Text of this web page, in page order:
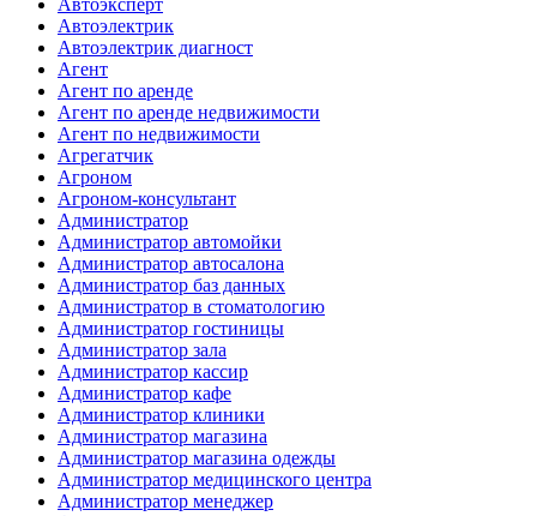
Автоэксперт
Автоэлектрик
Автоэлектрик диагност
Агент
Агент по аренде
Агент по аренде недвижимости
Агент по недвижимости
Агрегатчик
Агроном
Агроном-консультант
Администратор
Администратор автомойки
Администратор автосалона
Администратор баз данных
Администратор в стоматологию
Администратор гостиницы
Администратор зала
Администратор кассир
Администратор кафе
Администратор клиники
Администратор магазина
Администратор магазина одежды
Администратор медицинского центра
Администратор менеджер